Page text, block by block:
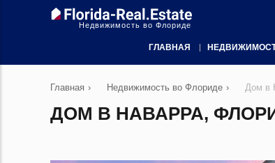
Недвижимость во Флориде
ГЛАВНАЯ
Главная › Недвижимость во Флориде › Дом в
ДОМ В НАВАРРА,